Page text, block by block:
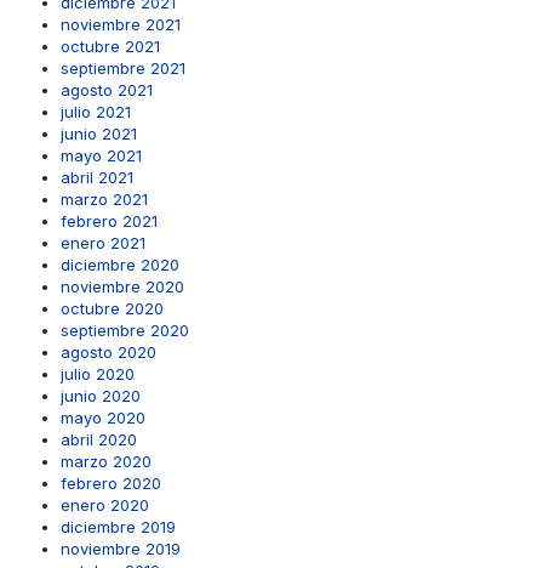
noviembre 2021
octubre 2021
septiembre 2021
agosto 2021
julio 2021
junio 2021
mayo 2021
abril 2021
marzo 2021
febrero 2021
enero 2021
diciembre 2020
noviembre 2020
octubre 2020
septiembre 2020
agosto 2020
julio 2020
junio 2020
mayo 2020
abril 2020
marzo 2020
febrero 2020
enero 2020
diciembre 2019
noviembre 2019